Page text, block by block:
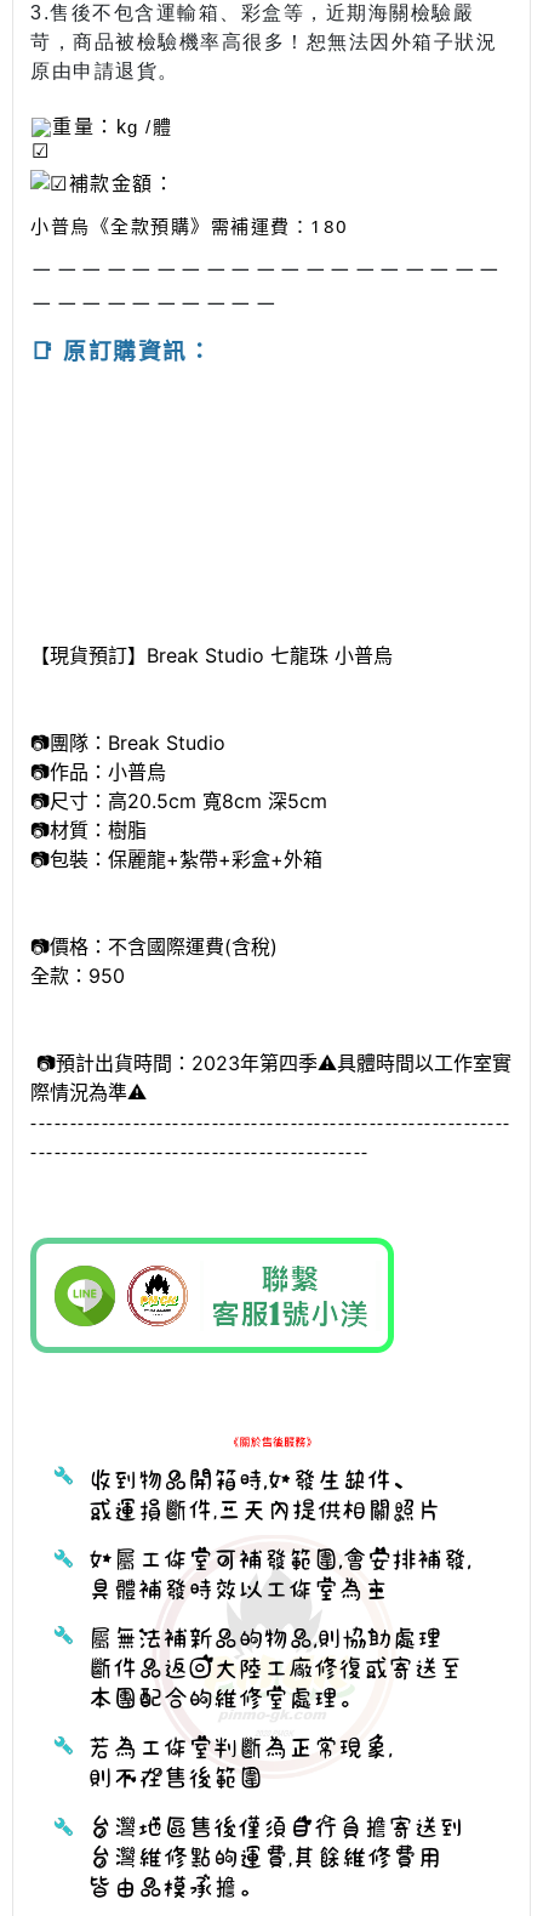
3.售後不包含運輸箱、彩盒等 ，近期海關檢驗嚴
苛，商品被檢驗機率高很多！恕無法因外箱子狀況
原由申請退貨。
重量 ：kg /體
補款金額：
小普烏 《全款預購》需補運費：180
－－－－ －－－－－－－－－－－－－－－
－－－－－－－－－－
📑 原訂購資訊：
【現貨預訂】Break Studio 七龍珠 小普烏
📷團隊：Break Studio
📷作品：小普烏
📷尺寸：高20.5cm 寬8cm 深5cm
📷材質：樹脂
📷包裝：保麗龍+紮帶+彩盒+外箱
📷價格：不含國際運費(含稅)
全款：950
📷預計出貨時間：2023年第四季⚠️具體時間以工作室實
際情況為準⚠️
-------------------------------------------------------------
-------------------------------------------